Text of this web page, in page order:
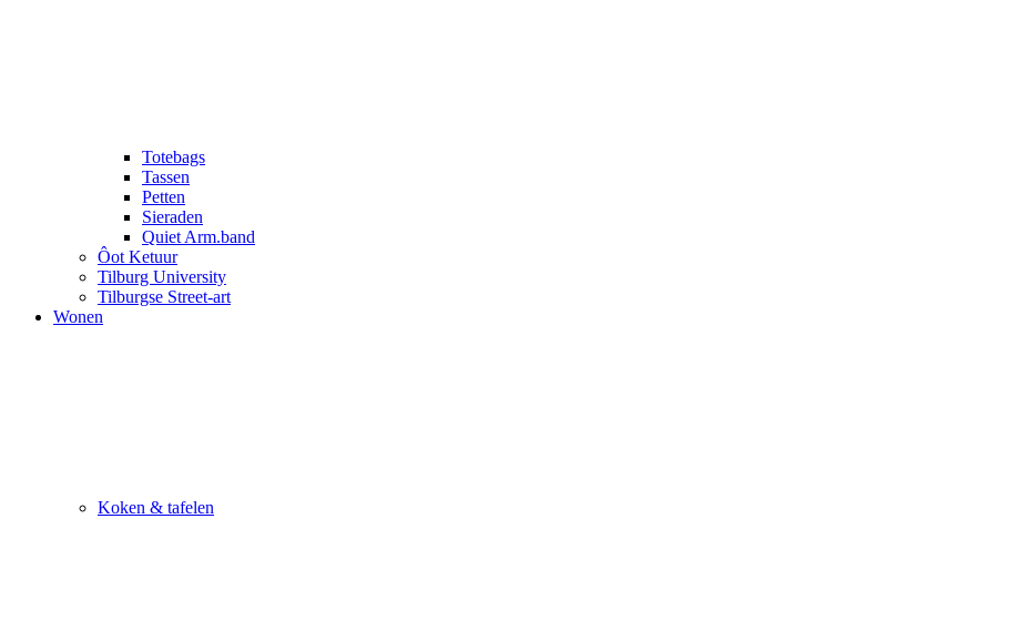
Totebags
Tassen
Petten
Sieraden
Quiet Arm.band
Ôot Ketuur
Tilburg University
Tilburgse Street-art
Wonen
Koken & tafelen